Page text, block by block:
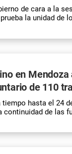
de cara a la
la unidad de
en
de 110
tiempo hasta el 24
continuidad de las